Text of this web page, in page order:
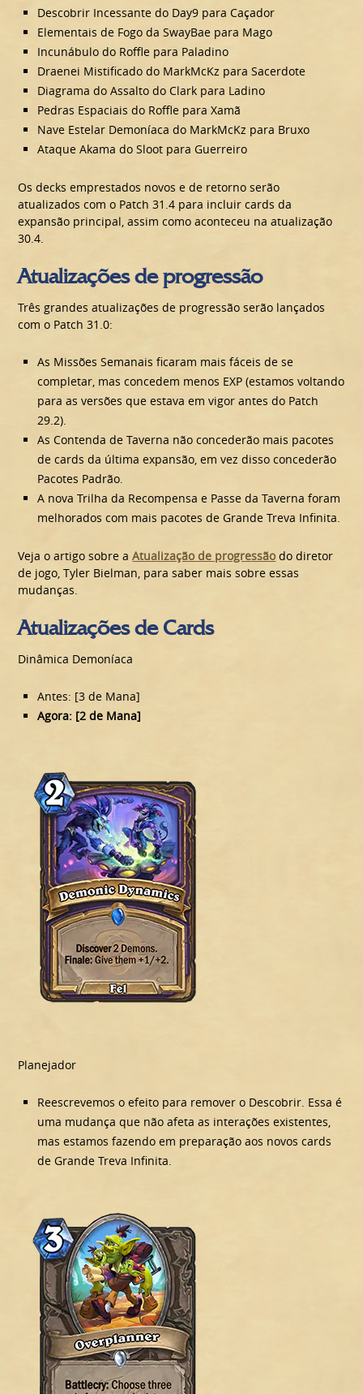
Descobrir Incessante do Day9 para Caçador
Elementais de Fogo da SwayBae para Mago
Incunábulo do Roffle para Paladino
Draenei Mistificado do MarkMcKz para Sacerdote
Diagrama do Assalto do Clark para Ladino
Pedras Espaciais do Roffle para Xamã
Nave Estelar Demoníaca do MarkMcKz para Bruxo
Ataque Akama do Sloot para Guerreiro
Os decks emprestados novos e de retorno serão
atualizados com o Patch 31.4 para incluir cards da
expansão principal, assim como aconteceu na atualização
30.4.
Atualizações de progressão
Três grandes atualizações de progressão serão lançados
com o Patch 31.0:
As Missões Semanais ficaram mais fáceis de se
completar, mas concedem menos EXP (estamos voltando
para as versões que estava em vigor antes do Patch
29.2).
As Contenda de Taverna não concederão mais pacotes
de cards da última expansão, em vez disso concederão
Pacotes Padrão.
A nova Trilha da Recompensa e Passe da Taverna foram
melhorados com mais pacotes de Grande Treva Infinita.
Veja o artigo sobre aAtualização de progressãodo diretor
de jogo, Tyler Bielman, para saber mais sobre essas
mudanças.
Atualizações de Cards
Dinâmica Demoníaca
Antes: [3 de Mana]
Agora: [2 de Mana]
Planejador
Reescrevemos o efeito para remover o Descobrir. Essa é
uma mudança que não afeta as interações existentes,
mas estamos fazendo em preparação aos novos cards
de Grande Treva Infinita.